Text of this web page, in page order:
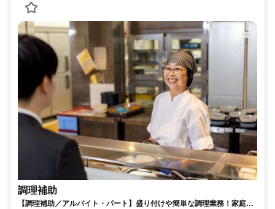
調理補助
【調理補助／アルバイト・パート】盛り付けや簡単な調理業務！家庭の